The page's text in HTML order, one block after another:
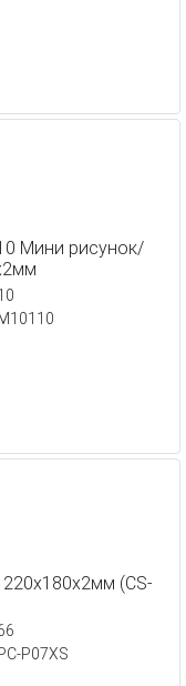
Мини рисунок/
(CS-
P07XS